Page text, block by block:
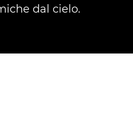
dal cielo.